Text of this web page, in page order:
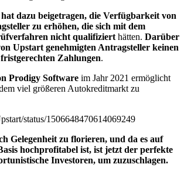
dazu beigetragen, die Verfügbarkeit von
zu erhöhen, die sich mit dem
nicht qualifiziert hätten. Darüber
Upstart genehmigten Antragsteller keinen
Zahlungen.
Prodigy Software im Jahr 2021 ermöglicht
viel größeren Autokreditmarkt zu
status/1506648470614069249
Gelegenheit zu florieren, und da es auf
hochprofitabel ist, ist jetzt der perfekte
Investoren, um zuzuschlagen.